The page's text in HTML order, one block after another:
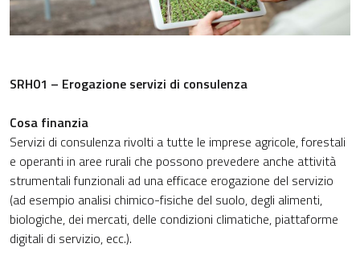
SRH01 – Erogazione servizi di consulenza
Cosa finanzia
Servizi di consulenza rivolti a tutte le imprese agricole, forestali
e operanti in aree rurali che possono prevedere anche attività
strumentali funzionali ad una efficace erogazione del servizio
(ad esempio analisi chimico-fisiche del suolo, degli alimenti,
biologiche, dei mercati, delle condizioni climatiche, piattaforme
digitali di servizio, ecc.).